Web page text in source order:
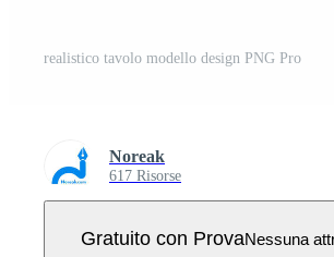
realistico tavolo modello design PNG Pro
Noreak
617 Risorse
Gratuito con ProvaNessuna